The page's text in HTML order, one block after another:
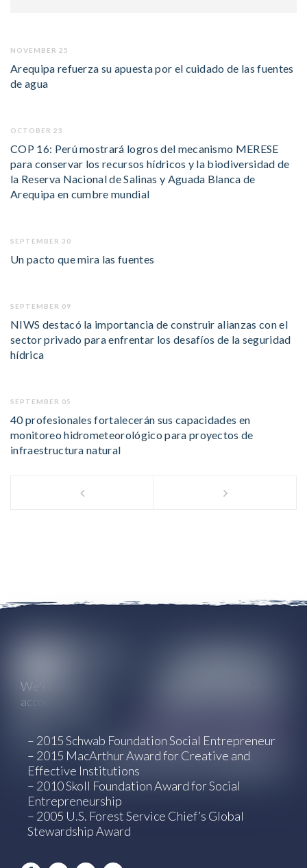
NOVEMBER 25
Arequipa refuerza su apuesta por el cuidado de las fuentes
de agua
OCTOBER 23
COP 16: Perú mostrará logros del mecanismo MERESE
para conservar los recursos hídricos y la biodiversidad de
la Reserva Nacional de Salinas y Aguada Blanca de
Arequipa en cumbre mundial
SEPTEMBER 30
Un pacto que mira las fuentes
SEPTEMBER 09
NIWS destacó la importancia de construir alianzas con el
sector privado para enfrentar los desafíos de la seguridad
hídrica
SEPTEMBER 05
40 profesionales fortalecerán sus capacidades en
monitoreo hidrometeorológico para proyectos de
infraestructura natural
We're proud to be recognized as a financially
accountable and transparent organization.
– 2015 Schwab Foundation Social Entrepreneur
– 2015 MacArthur Award for Creative and
Effective Institutions
– 2010 Skoll Foundation Award for Social
Entrepreneurship
– 2005 U.S. Forest Service Chief’s Global
Stewardship Award